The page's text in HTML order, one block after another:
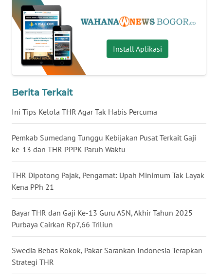
Install Aplikasi
Berita Terkait
Ini Tips Kelola THR Agar Tak Habis Percuma
Pemkab Sumedang Tunggu Kebijakan Pusat Terkait Gaji
ke-13 dan THR PPPK Paruh Waktu
THR Dipotong Pajak, Pengamat: Upah Minimum Tak Layak
Kena PPh 21
Bayar THR dan Gaji Ke-13 Guru ASN, Akhir Tahun 2025
Purbaya Cairkan Rp7,66 Triliun
Swedia Bebas Rokok, Pakar Sarankan Indonesia Terapkan
Strategi THR
KALTARA
WN
KALSEL
WN
KALTIM
SULSEL
WN
GORONTALO
WN
SULUT
WN
MALUKU
WN
MALUT